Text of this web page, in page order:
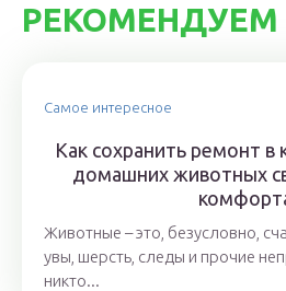
РЕКОМЕНДУЕМ
Самое интересное
Как сохранить ремонт в
домашних животных
Животные – это, безусловно,
увы, шерсть, следы и прочие
никто...